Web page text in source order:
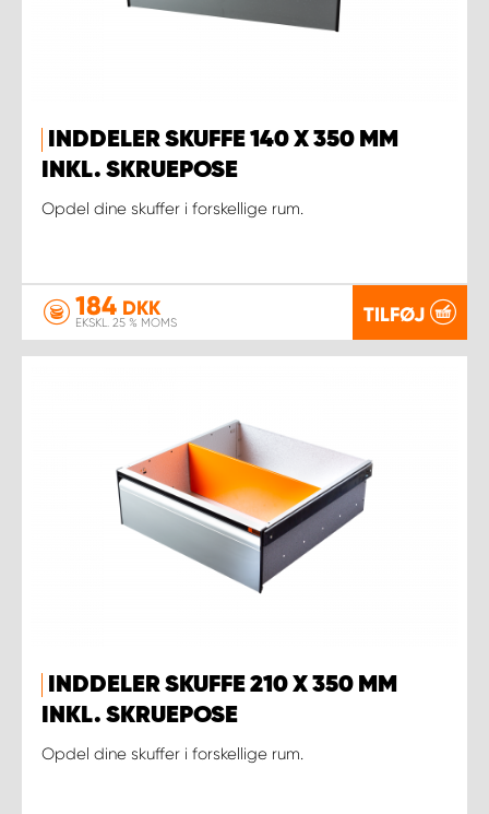
INDDELER SKUFFE 140 X 350 MM
INKL. SKRUEPOSE
Opdel dine skuffer i forskellige rum.
184 DKK
EKSKL. 25 % MOMS TILFØJ
INDDELER SKUFFE 210 X 350 MM
INKL. SKRUEPOSE
Opdel dine skuffer i forskellige rum.